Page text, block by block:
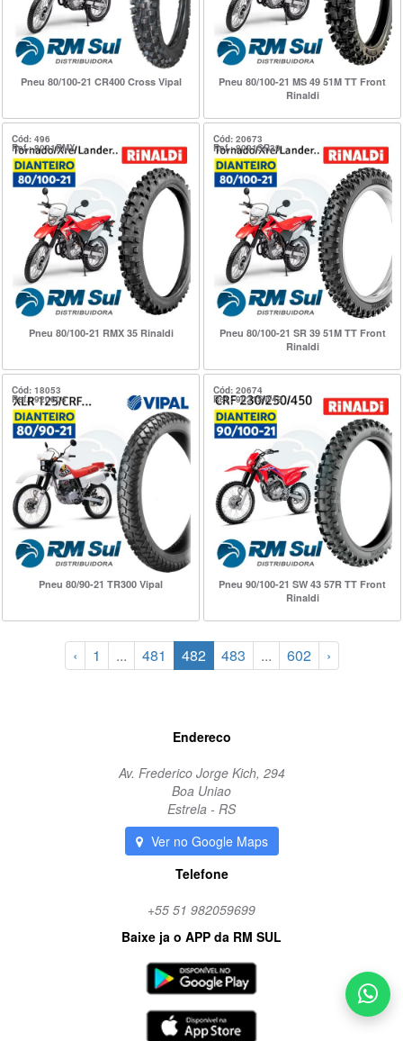
Pneu 80/100-21 CR400 Cross Vipal
Pneu 80/100-21 MS 49 51M TT Front
Rinaldi
Cód: 496
Ref.: 8021RMX
Pneu 80/100-21 RMX 35 Rinaldi
Cód: 20673
Ref.: 8021SR39
Pneu 80/100-21 SR 39 51M TT Front
Rinaldi
Cód: 18053
Ref.: 920604
Pneu 80/90-21 TR300 Vipal
Cód: 20674
Ref.: 9021SW43
Pneu 90/100-21 SW 43 57R TT Front
Rinaldi
‹ 1 ... 481 482 483 ... 602 ›
Endereco
Av. Frederico Jorge Kich, 294
Boa Uniao
Estrela - RS
Ver no Google Maps
Telefone
+55 51 982059699
Baixe ja o APP da RM SUL